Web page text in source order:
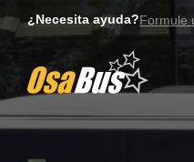
to
¿Necesita ayuda?Formule